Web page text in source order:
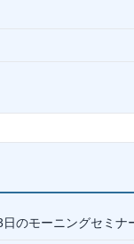
日のモーニングセミナ